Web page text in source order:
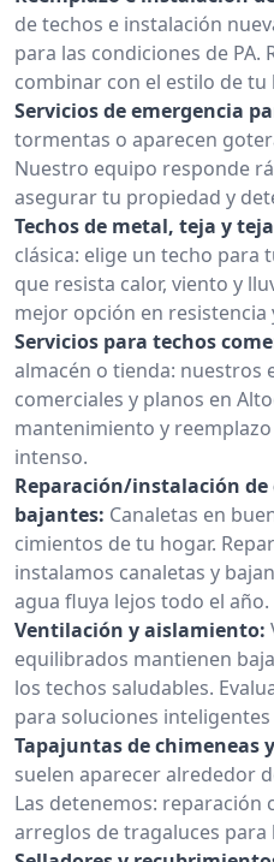
de techos e instalación
para las condiciones de PA.
combinar con el estilo de tu
Servicios de emergencia
tormentas o aparecen
Nuestro equipo responde
asegurar tu propiedad y
Techos de metal, teja y
clásica: elige un techo para
que resista calor, viento y
mejor opción en resistencia
Servicios para techos
almacén o tienda: nuestros
comerciales y planos en
mantenimiento y
intenso.
Reparación/instalación de
bajantes: Canaletas en
cimientos de tu hogar.
instalamos canaletas y
agua fluya lejos todo el año.
Ventilación y aislamiento:
equilibrados mantienen
los techos saludables.
para soluciones
Tapajuntas de chimeneas
suelen aparecer alrededor
Las detenemos: reparación
arreglos de tragaluces para